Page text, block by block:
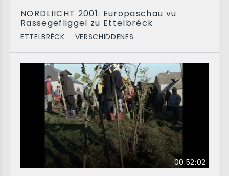
NORDLIICHT 2001: Europaschau vu
Rassegefliggel zu Ettelbréck
ETTELBRÉCK VERSCHIDDENES
00:52:02